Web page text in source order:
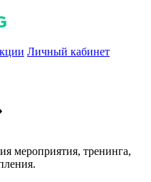
Личный кабинет
мероприятия, тренинга,